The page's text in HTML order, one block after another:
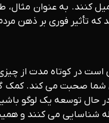
کنند. به عنوان
تأثیر فوری بر ذهن
در کوتاه مدت از
صحبت می کند. کمک
توسعه یک لوگو
شناسایی می کنند و